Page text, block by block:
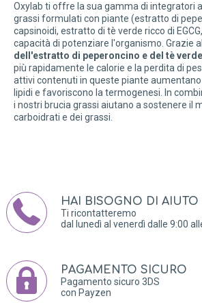
Oxylab ti offre la sua gamma di integratori
grassi formulati con piante (estratto di
capsinoidi, estratto di tè verde ricco di
capacità di potenziare l'organismo. Grazie
dell'estratto di peperoncino e del tè verde
più rapidamente le calorie e la perdita di
attivi contenuti in queste piante
lipidi e favoriscono la termogenesi. In
i nostri brucia grassi aiutano a sostenere il
carboidrati e dei grassi.
HAI BISOGNO DI AIUTO
Ti ricontatteremo
dal lunedì al venerdì dalle 9:00
PAGAMENTO SICURO
Pagamento sicuro 3DS
con Payzen